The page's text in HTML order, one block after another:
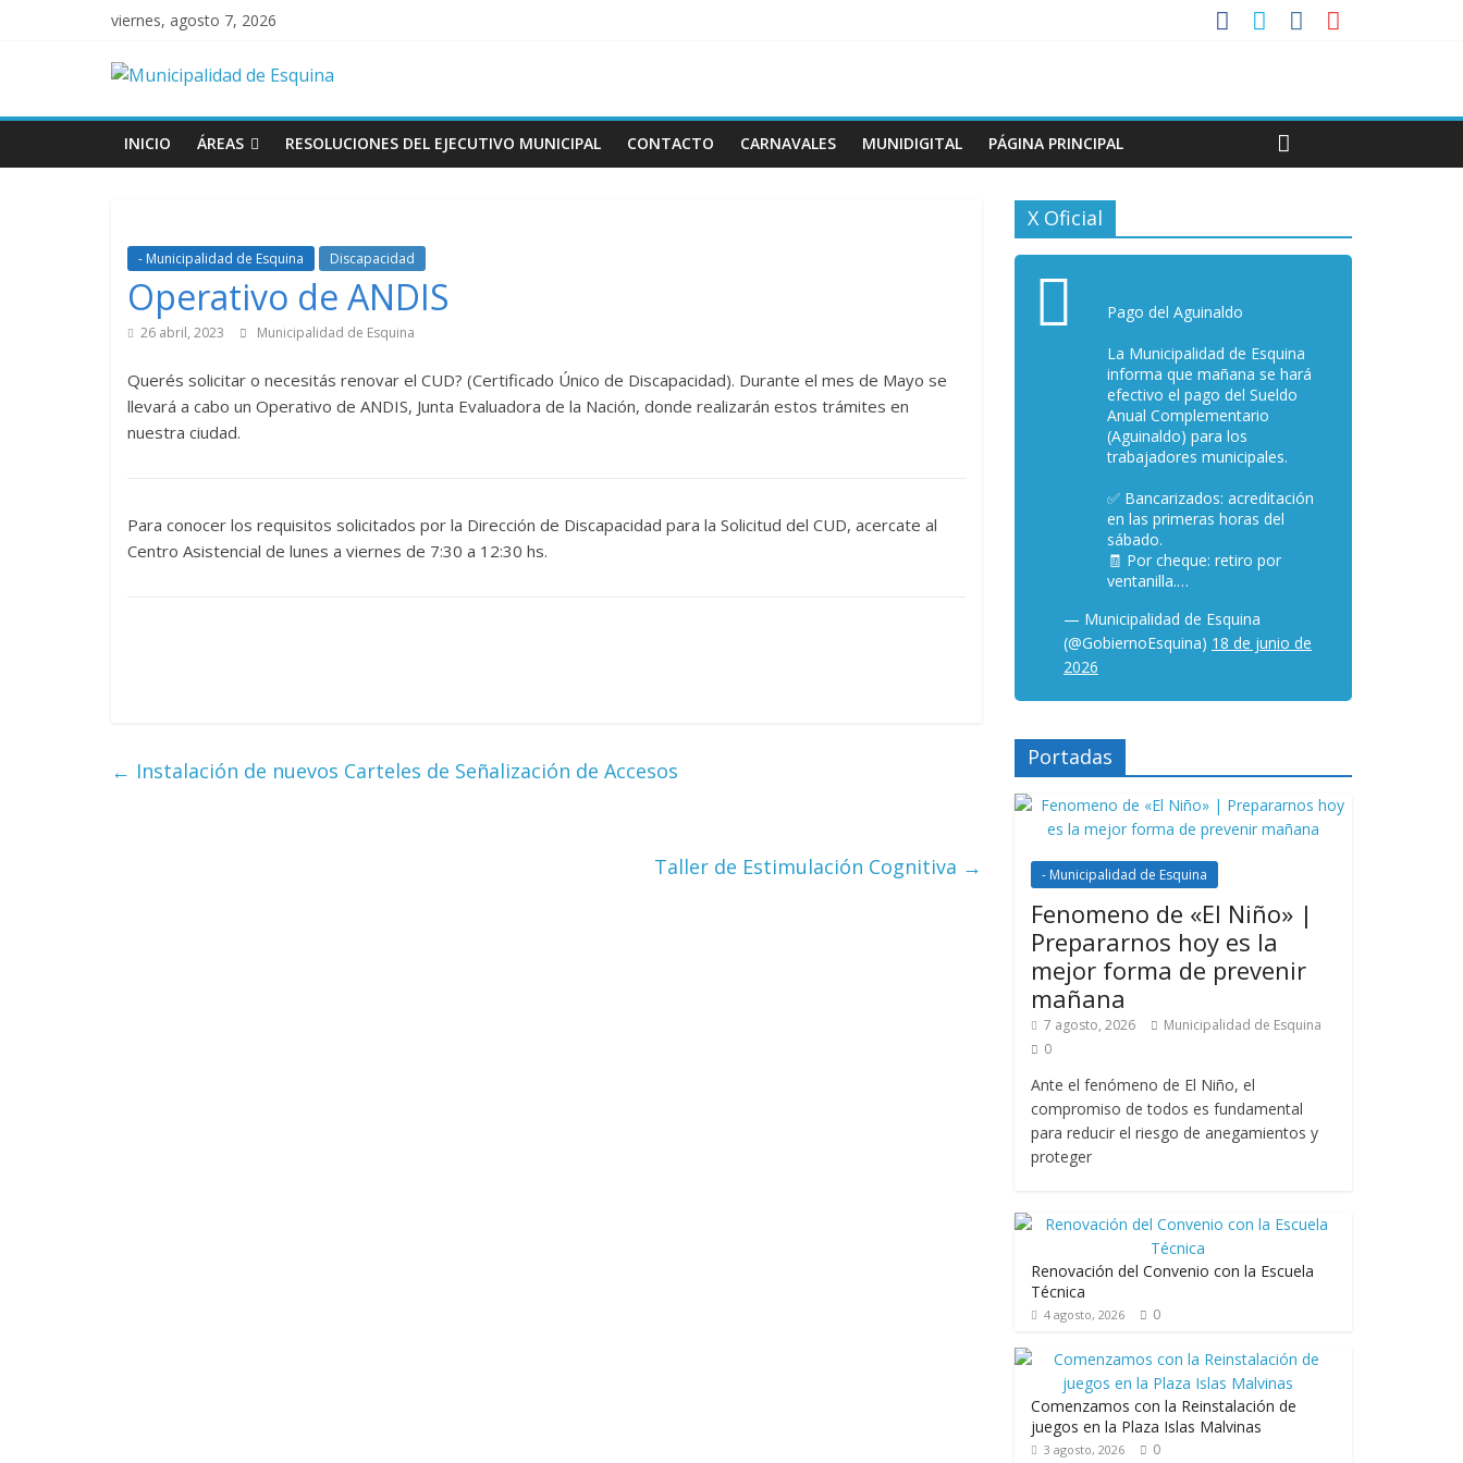
viernes, agosto 7, 2026
INICIO ÁREAS RESOLUCIONES DEL EJECUTIVO MUNICIPAL CONTACTO CARNAVALES MUNIDIGITAL PÁGINA PRINCIPAL
- Municipalidad de Esquina Discapacidad
Operativo de ANDIS
26 abril, 2023 Municipalidad de Esquina
Querés solicitar o necesitás renovar el CUD? (Certificado Único de Discapacidad). Durante el mes de Mayo se
llevará a cabo un Operativo de ANDIS, Junta Evaluadora de la Nación, donde realizarán estos trámites en
nuestra ciudad.
Para conocer los requisitos solicitados por la Dirección de Discapacidad para la Solicitud del CUD, acercate al
Centro Asistencial de lunes a viernes de 7:30 a 12:30 hs.
← Instalación de nuevos Carteles de Señalización de Accesos
Taller de Estimulación Cognitiva →
X Oficial
Pago del Aguinaldo
La Municipalidad de Esquina
informa que mañana se hará
efectivo el pago del Sueldo
Anual Complementario
(Aguinaldo) para los
trabajadores municipales.
✅ Bancarizados: acreditación
en las primeras horas del
sábado.
🧾 Por cheque: retiro por
ventanilla.…
— Municipalidad de Esquina
(@GobiernoEsquina) 18 de junio de
2026
Portadas
- Municipalidad de Esquina
Fenomeno de «El Niño» |
Prepararnos hoy es la
mejor forma de prevenir
mañana
7 agosto, 2026
Municipalidad de Esquina
0
Ante el fenómeno de El Niño, el
compromiso de todos es fundamental
para reducir el riesgo de anegamientos y
proteger
Renovación del Convenio con la Escuela
Técnica
4 agosto, 2026 0
Comenzamos con la Reinstalación de
juegos en la Plaza Islas Malvinas
3 agosto, 2026 0